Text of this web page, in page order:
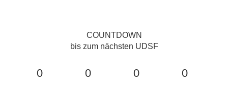
COUNTDOWN
bis zum nächsten UDSF
0 0 0 0